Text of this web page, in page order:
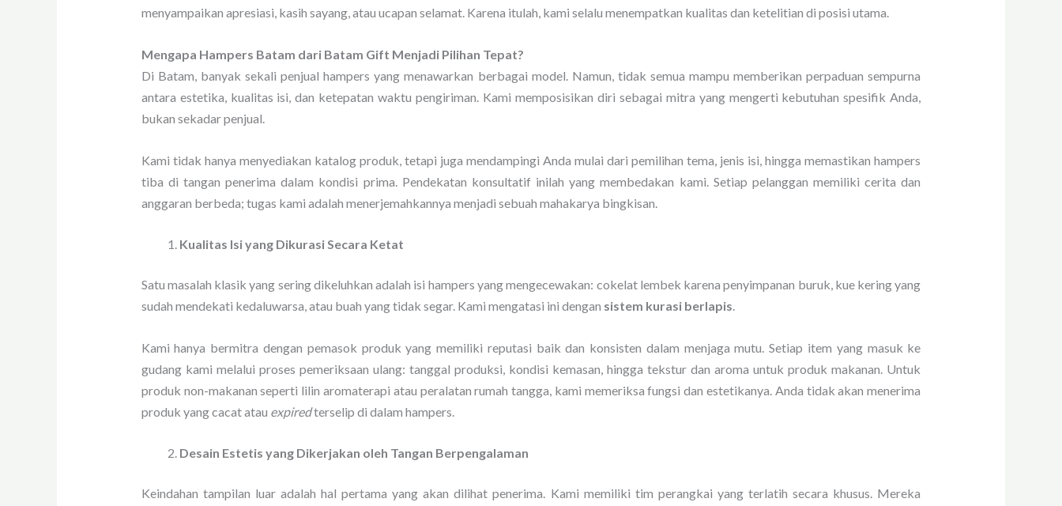
menyampaikan apresiasi, kasih sayang, atau ucapan selamat. Karena itulah, kami selalu menempatkan kualitas dan ketelitian di posisi utama.
Mengapa Hampers Batam dari Batam Gift Menjadi Pilihan Tepat?
Di Batam, banyak sekali penjual hampers yang menawarkan berbagai model. Namun, tidak semua mampu memberikan perpaduan sempurna
antara estetika, kualitas isi, dan ketepatan waktu pengiriman. Kami memposisikan diri sebagai mitra yang mengerti kebutuhan spesifik Anda,
bukan sekadar penjual.
Kami tidak hanya menyediakan katalog produk, tetapi juga mendampingi Anda mulai dari pemilihan tema, jenis isi, hingga memastikan hampers
tiba di tangan penerima dalam kondisi prima. Pendekatan konsultatif inilah yang membedakan kami. Setiap pelanggan memiliki cerita dan
anggaran berbeda; tugas kami adalah menerjemahkannya menjadi sebuah mahakarya bingkisan.
Kualitas Isi yang Dikurasi Secara Ketat
Satu masalah klasik yang sering dikeluhkan adalah isi hampers yang mengecewakan: cokelat lembek karena penyimpanan buruk, kue kering yang
sudah mendekati kedaluwarsa, atau buah yang tidak segar. Kami mengatasi ini dengan sistem kurasi berlapis.
Kami hanya bermitra dengan pemasok produk yang memiliki reputasi baik dan konsisten dalam menjaga mutu. Setiap item yang masuk ke
gudang kami melalui proses pemeriksaan ulang: tanggal produksi, kondisi kemasan, hingga tekstur dan aroma untuk produk makanan. Untuk
produk non-makanan seperti lilin aromaterapi atau peralatan rumah tangga, kami memeriksa fungsi dan estetikanya. Anda tidak akan menerima
produk yang cacat atau expiredterselip di dalam hampers.
Desain Estetis yang Dikerjakan oleh Tangan Berpengalaman
Keindahan tampilan luar adalah hal pertama yang akan dilihat penerima. Kami memiliki tim perangkai yang terlatih secara khusus. Mereka